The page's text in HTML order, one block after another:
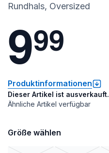
Rundhals, Oversized
999
Produktinformationen
Dieser Artikel ist ausverkauft.
Ähnliche Artikel verfügbar
Größe wählen